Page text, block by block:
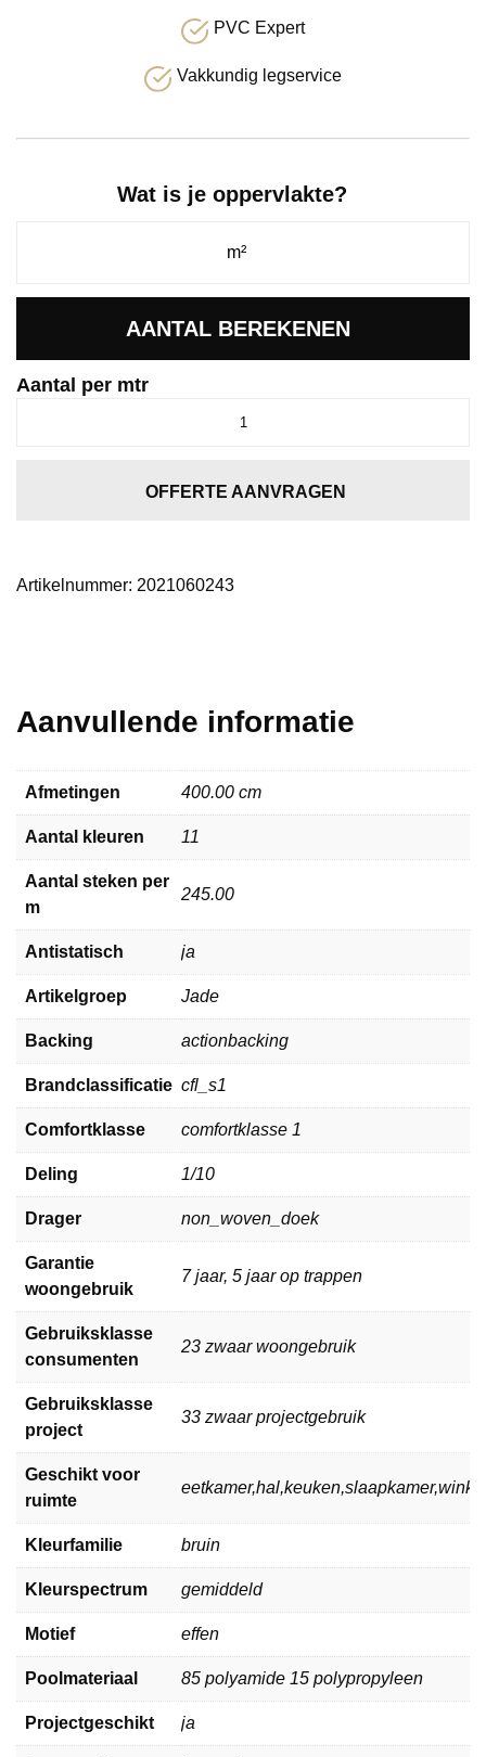
PVC Expert
Vakkundig legservice
Wat is je oppervlakte?
AANTAL BEREKENEN
Aantal per mtr
OFFERTE AANVRAGEN
Artikelnummer: 2021060243
Aanvullende informatie
Afmetingen 400.00 cm
Aantal kleuren 11
Aantal steken per
m
245.00
Antistatisch ja
Artikelgroep Jade
Backing actionbacking
Brandclassificatie cfl_s1
Comfortklasse comfortklasse 1
Deling 1/10
Drager non_woven_doek
Garantie
woongebruik
7 jaar, 5 jaar op trappen
Gebruiksklasse
consumenten
23 zwaar woongebruik
Gebruiksklasse
project
33 zwaar projectgebruik
Geschikt voor
ruimte
Kleurfamilie bruin
Kleurspectrum gemiddeld
Motief effen
Poolmateriaal 85 polyamide 15 polypropyleen
Projectgeschikt ja